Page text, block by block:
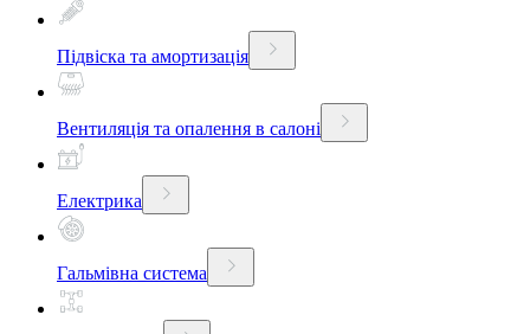
Підвіска та амортизація
Вентиляція та опалення в салоні
Електрика
Гальмівна система